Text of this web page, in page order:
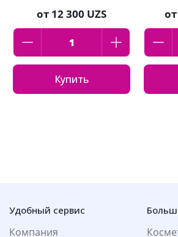
от 12 300 UZS
Купить
от
Удобный сервис
Компания